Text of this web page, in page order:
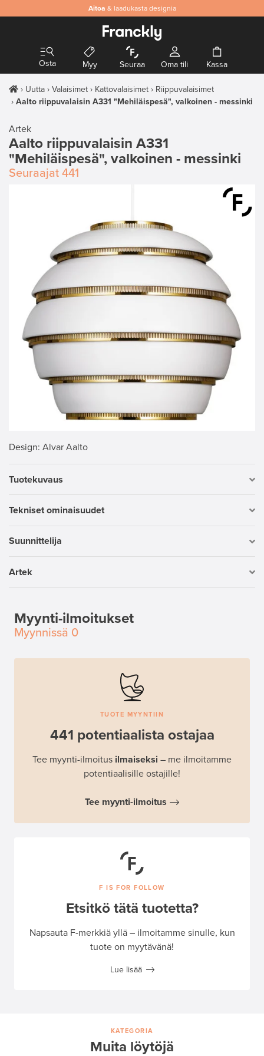
Aitoa & laadukasta designia
Osta Myy Seuraa Oma tili Kassa
Uutta Valaisimet Kattovalaisimet
Riippuvalaisimet
Aalto riippuvalaisin A331 "Mehiläispesä", valkoinen - messinki
Artek
Aalto riippuvalaisin A331
"Mehiläispesä", valkoinen - messinki
Seuraajat 441
Design: Alvar Aalto
Tuotekuvaus
Tekniset ominaisuudet
Suunnittelija
Artek
Myynti-ilmoitukset
Myynnissä 0
TUOTE MYYNTIIN
441 potentiaalista ostajaa
Tee myynti-ilmoitus ilmaiseksi – me ilmoitamme
potentiaalisille ostajille!
Tee myynti-ilmoitus
F IS FOR FOLLOW
Etsitkö tätä tuotetta?
Napsauta F-merkkiä yllä – ilmoitamme sinulle, kun
tuote on myytävänä!
Lue lisää
KATEGORIA
Muita löytöjä